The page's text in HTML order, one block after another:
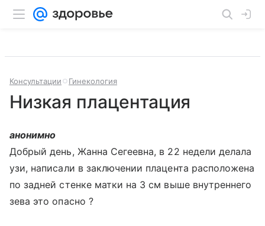
Консультации Гинекология
Низкая плацентация
анонимно
Добрый день, Жанна Сегеевна, в 22 недели делала
узи, написали в заключении плацента расположена
по задней стенке матки на 3 см выше внутреннего
зева это опасно ?